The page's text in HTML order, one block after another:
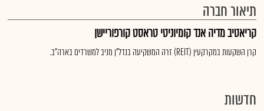
תיאור חברה
קריאטיב מדיה אנד קומיוניטי טראסט קורפוריישן
קרן השקעות במקרקעין (REIT) זרה המשקיעה בנדל"ן מניב למשרדים בארה"ב.
חדשות